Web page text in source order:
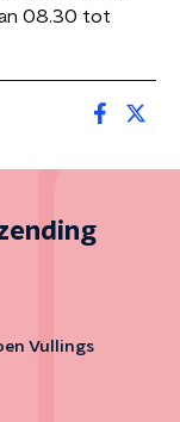
08.30 tot
Vullings